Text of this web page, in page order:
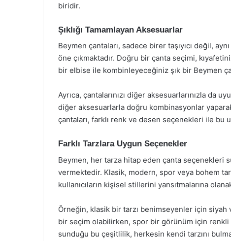
biridir.
Şıklığı Tamamlayan Aksesuarlar
Beymen çantaları, sadece birer taşıyıcı değil,
öne çıkmaktadır. Doğru bir çanta seçimi,
bir elbise ile kombinleyeceğiniz şık bir Beymen
Ayrıca, çantalarınızı diğer aksesuarlarınızla da
diğer aksesuarlarla doğru kombinasyonlar
çantaları, farklı renk ve desen seçenekleri ile bu
Farklı Tarzlara Uygun Seçenekler
Beymen, her tarza hitap eden çanta seçenekleri
vermektedir. Klasik, modern, spor veya bohem
kullanıcıların kişisel stillerini yansıtmalarına
Örneğin, klasik bir tarzı benimseyenler için siyah
bir seçim olabilirken, spor bir görünüm için renkli
sunduğu bu çeşitlilik, herkesin kendi tarzını